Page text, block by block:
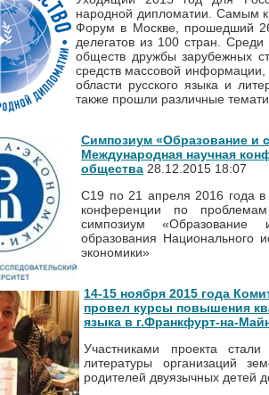
народной дипломатии. Самым
Форум в Москве, прошедший
делегатов из 100 стран.
обществ дружбы зарубежных
средств массовой информации,
области русского языка и
также прошли различные
Симпозиум «Образование и
Международная научная
общества 28.12.2015 18:07
C19 по 21 апреля 2016 года
конференции по
симпозиум «Образование
образования Национального
экономики»
14-15 ноября 2015 года
провел курсы повышения
языка в г.Франкфурт-на-
Участниками проекта
литературы организаций
родителей двуязычных детей